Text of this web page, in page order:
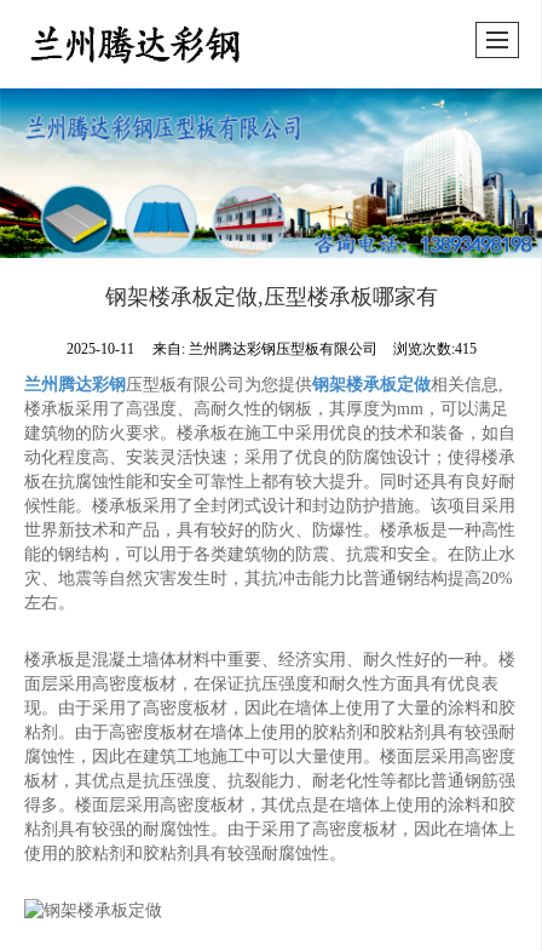
钢架楼承板定做,压型楼承板哪家有
2025-10-11 来自: 兰州腾达彩钢压型板有限公司 浏览次数:415
兰州腾达彩钢 压型板有限公司为您提供钢架楼承板定做相关信息,
楼承板采用了高强度、高耐久性的钢板，其厚度为mm，可以满足
建筑物的防火要求。楼承板在施工中采用优良的技术和装备，如自
动化程度高、安装灵活快速；采用了优良的防腐蚀设计；使得楼承
板在抗腐蚀性能和安全可靠性上都有较大提升。同时还具有良好耐
候性能。楼承板采用了全封闭式设计和封边防护措施。该项目采用
世界新技术和产品，具有较好的防火、防爆性。楼承板是一种高性
能的钢结构，可以用于各类建筑物的防震、抗震和安全。在防止水
灾、地震等自然灾害发生时，其抗冲击能力比普通钢结构提高20%
左右。
楼承板是混凝土墙体材料中重要、经济实用、耐久性好的一种。楼
面层采用高密度板材，在保证抗压强度和耐久性方面具有优良表
现。由于采用了高密度板材，因此在墙体上使用了大量的涂料和胶
粘剂。由于高密度板材在墙体上使用的胶粘剂和胶粘剂具有较强耐
腐蚀性，因此在建筑工地施工中可以大量使用。楼面层采用高密度
板材，其优点是抗压强度、抗裂能力、耐老化性等都比普通钢筋强
得多。楼面层采用高密度板材，其优点是在墙体上使用的涂料和胶
粘剂具有较强的耐腐蚀性。由于采用了高密度板材，因此在墙体上
使用的胶粘剂和胶粘剂具有较强耐腐蚀性。